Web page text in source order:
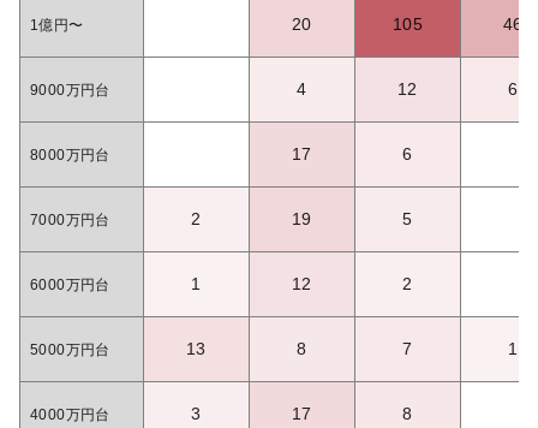
1億円〜 20 105 46
9000万円台 4 12 6
8000万円台 17 6
7000万円台 2 19 5
6000万円台 1 12 2
5000万円台 13 8 7 1
4000万円台 3 17 8